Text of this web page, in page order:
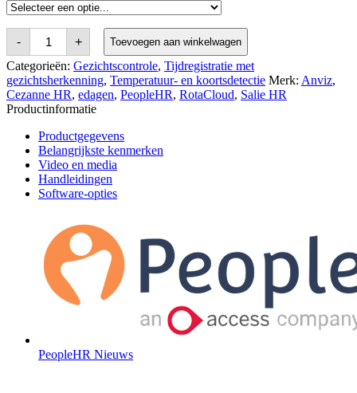
-
Anviz
FaceDeep
5
IRT
Contactless
Thermal
Facial
System
aantal
+ Toevoegen aan winkelwagen
Categorieën: Gezichtscontrole, Tijdregistratie met
gezichtsherkenning, Temperatuur- en koortsdetectie Merk: Anviz,
Cezanne HR, edagen, PeopleHR, RotaCloud, Salie HR
Productinformatie
Productgegevens
Belangrijkste kenmerken
Video en media
Handleidingen
Software-opties
PeopleHR Nieuws